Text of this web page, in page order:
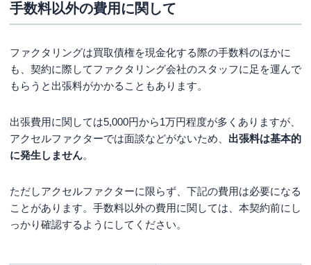
手数料以外の費用に関して
ファクタリングは買取債権を現金化する際の手数料のほかに
も、契約に際してファクタリング会社のスタッフに足を運んで
もらうと出張料がかかることもあります。
出張費用に関しては5,000円から1万円程度が多くありますが、
アクセルファクターでは面談などがないため、 出張料は基本的
に発生しません。
ただしアクセルファクターに限らず、下記の費用は必要になる
ことがあります。手数料以外の費用に関しては、本契約前にし
っかり確認するようにしてください。